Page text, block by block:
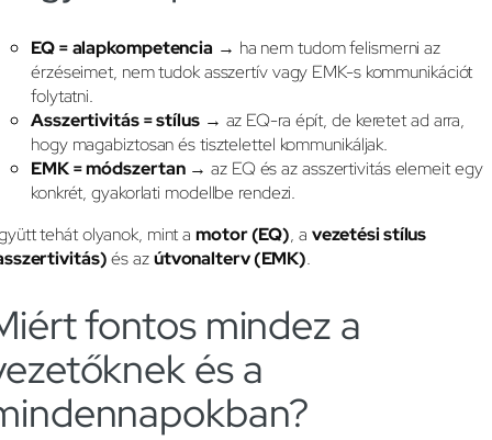
EQ = alapkompetencia → ha nem tudom felismerni az
érzéseimet, nem tudok asszertív vagy EMK-s kommunikációt
folytatni.
Asszertivitás = stílus→ az EQ-ra épít, de keretet ad arra,
hogy magabiztosan és tisztelettel kommunikáljak.
EMK = módszertan→ az EQ és az asszertivitás elemeit egy
konkrét, gyakorlati modellbe rendezi.
tehát olyanok, mint amotor (EQ), a vezetési stílus
és azútvonalterv (EMK).
fontos mindez a
és a